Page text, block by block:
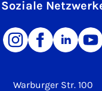
Warburger Str. 100
Soziale